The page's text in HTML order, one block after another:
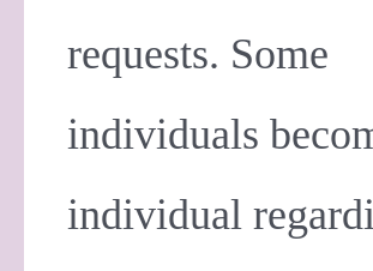
requests. Some
individuals
individual